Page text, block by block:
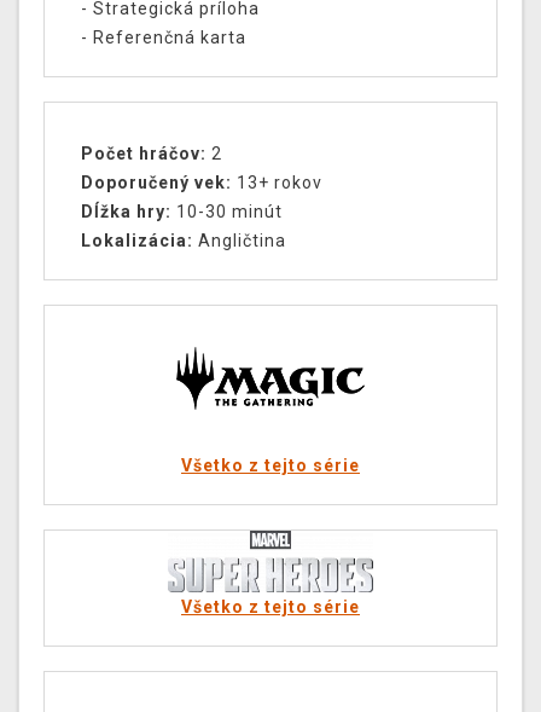
- Strategická príloha
- Referenčná karta
Počet hráčov: 2
Doporučený vek: 13+ rokov
Dĺžka hry: 10-30 minút
Lokalizácia: Angličtina
Všetko z tejto série
Všetko z tejto série